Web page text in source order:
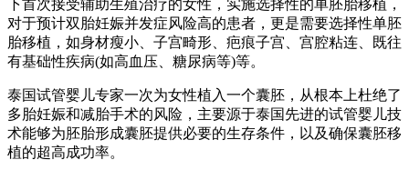
下首次接受辅助生殖治疗的女性，实施选择性的单胚胎移植，
对于预计双胎妊娠并发症风险高的患者，更是需要选择性单胚
胎移植，如身材瘦小、子宫畸形、疤痕子宫、宫腔粘连、既往
有基础性疾病(如高血压、糖尿病等)等。
泰国试管婴儿专家一次为女性植入一个囊胚，从根本上杜绝了
多胎妊娠和减胎手术的风险，主要源于泰国先进的试管婴儿技
术能够为胚胎形成囊胚提供必要的生存条件，以及确保囊胚移
植的超高成功率。